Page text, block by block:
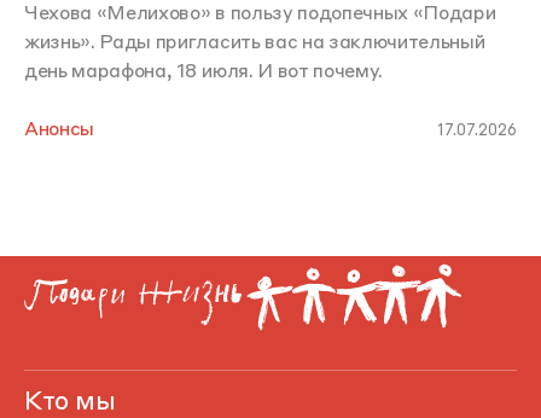
Чехова «Мелихово» в пользу подопечных «Подари
жизнь». Рады пригласить вас на заключительный
день марафона, 18 июля. И вот почему.
Анонсы 17.07.2026
Кто мы